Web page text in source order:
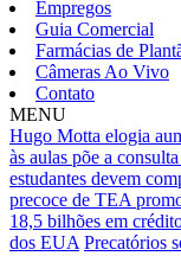
Empregos
Guia Comercial
Farmácias de
Câmeras Ao Vivo
Contato
MENU
Hugo Motta elogia
às aulas põe a
estudantes devem
precoce de TEA
18,5 bilhões em
dos EUA Precatórios